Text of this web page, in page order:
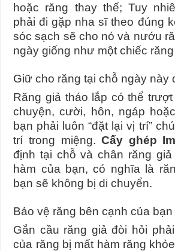
hoặc răng thay thế; Tuy
phải đi gặp nha sĩ theo đúng
sóc sạch sẽ cho nó và nướu
ngày giống như một chiếc
Giữ cho răng tại chỗ ngày này
Răng giả tháo lắp có thể
chuyện, cười, hôn, ngáp
bạn phải luôn “đặt lại vị trí”
trí trong miệng. Cấy ghép
định tại chỗ và chân răng
hàm của bạn, có nghĩa là
bạn sẽ không bị di chuyển.
Bảo vệ răng bên cạnh của
Gắn cầu răng giả đòi hỏi
của răng bị mất hàm răng